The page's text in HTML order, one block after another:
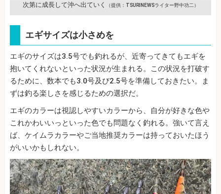
次第に成長して沖へ出ていく （提供：TSURINEWSライター野中功二）
エギサイズは小さめを
エギのサイズは3.5号でも釣れるが、近寄ってきてもエギを
抱いてくれないといった状況が生まれる。この状況を打破す
るために、数本でも3.0号及び2.5号を準備しておきたい。ま
ずは釣る楽しさを感じるための選択だ。
エギのカラーは視認しやすいカラーから、自分が好きな色や
これかわいいっといった色でも問題なく釣れる。強いて言え
ば、ケイムラカラーやご当地推奨カラーは持っておいたほう
がいいかもしれない。